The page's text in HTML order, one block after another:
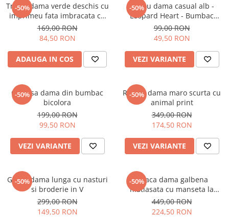
-50%
Tricou dama verde deschis cu
imprimeu fata imbracata cu
alb si inghetata in mana
169,00 RON
84,50 RON
ADAUGA IN COS
-50%
Tricou dama casual alb -
Leopard Heart - Bumbac
Organic
99,00 RON
49,50 RON
VEZI VARIANTE
-50%
Camasa dama din bumbac
bicolora
199,00 RON
99,50 RON
VEZI VARIANTE
-50%
Rochie dama maro scurta cu
animal print
349,00 RON
174,50 RON
VEZI VARIANTE
-50%
Geaca dama lunga cu nasturi
si broderie in V
299,00 RON
149,50 RON
-50%Geaca dama galbena
matlasata cu manseta la
maneca si elastic in talie
449,00 RON
224,50 RON